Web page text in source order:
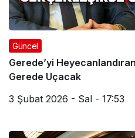
Güncel
Gerede’yi
Gerede Uçacak
3 Şubat 2026 - Sal - 17:53